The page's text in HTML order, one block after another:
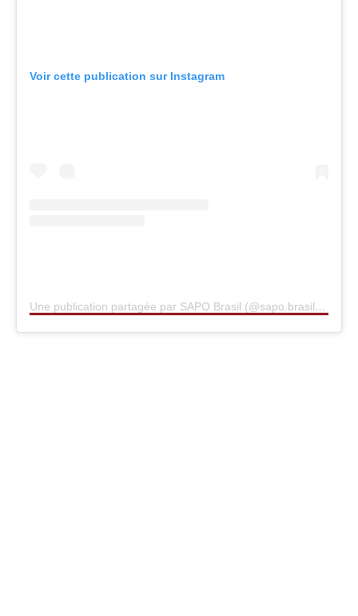
Voir cette publication sur Instagram
Une publication partagée par SAPO Brasil (@sapo.brasil)